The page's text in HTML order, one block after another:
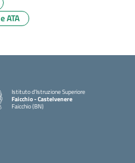
ATA
Istituto d'Istruzione Superiore
Faicchio - Castelvenere
Faicchio (BN)